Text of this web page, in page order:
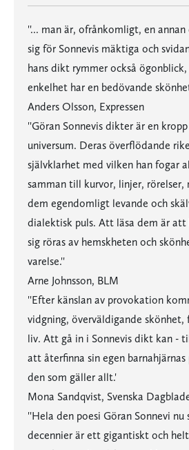
''... man är, ofrånkomligt, en
sig för Sonnevis mäktiga och
hans dikt rymmer också
enkelhet har en bedövande
Anders Olsson, Expressen
''Göran Sonnevis dikter är en
universum. Deras överflödande
självklarhet med vilken han fogar
samman till kurvor, linjer, rörelser,
dem egendomligt levande och
dialektisk puls. Att läsa dem är
sig röras av hemskheten och
varelse.''
Arne Johnsson, BLM
''Efter känslan av provokation
vidgning, överväldigande
liv. Att gå in i Sonnevis dikt kan -
att återfinna sin egen
den som gäller allt.'
Mona Sandqvist, Svenska
''Hela den poesi Göran Sonnevi
decennier är ett gigantiskt och